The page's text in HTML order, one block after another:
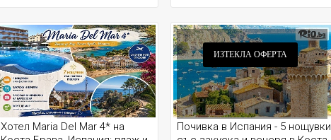
Хотел Maria Del Mar 4* на
ИЗТЕКЛА ОФЕРТА
Почивка в Испания - 5 нощувки